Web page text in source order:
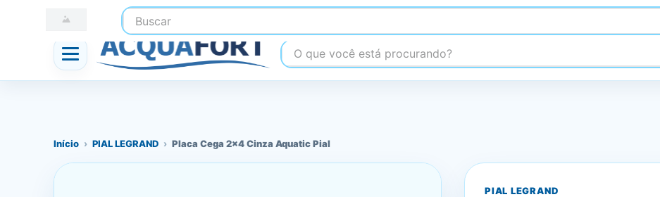
Buscar
☎ (41) 3247-1199
O que você está procurando?
Início › PIAL LEGRAND › Placa Cega 2x4 Cinza Aquatic Pial
PIAL LEGRAND